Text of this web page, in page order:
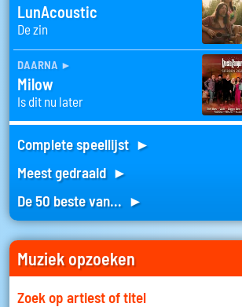
LunAcoustic
De zin
daarna ►
Milow
Is dit nu later
Complete speellijst ►
Meest gedraaid ►
De 50 beste van... ►
Muziek opzoeken
Zoek op artiest of titel